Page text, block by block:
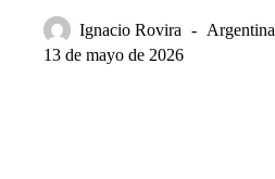
Ignacio Rovira
Argentina
13 de mayo de 2026